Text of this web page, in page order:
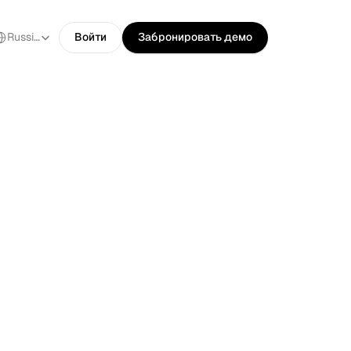
Russian Войти Забронировать демо